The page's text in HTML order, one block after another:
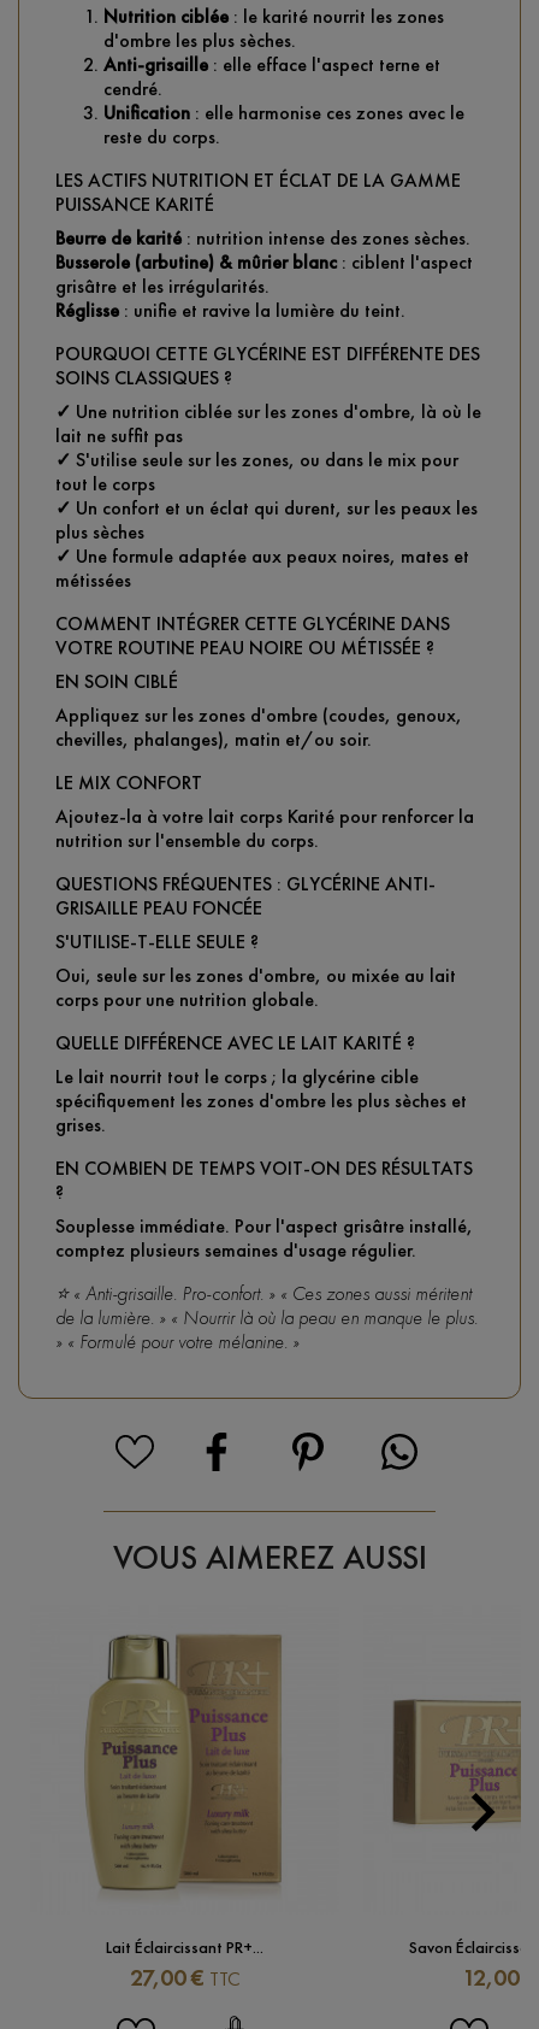
Nutrition ciblée : le karité nourrit les zones
d'ombre les plus sèches.
Anti-grisaille : elle efface l'aspect terne et
cendré.
Unification : elle harmonise ces zones avec le
reste du corps.
LES ACTIFS NUTRITION ET ÉCLAT DE LA GAMME
PUISSANCE KARITÉ
Beurre de karité : nutrition intense des zones sèches.
Busserole (arbutine) & mûrier blanc : ciblent l'aspect
grisâtre et les irrégularités.
Réglisse : unifie et ravive la lumière du teint.
POURQUOI CETTE GLYCÉRINE EST DIFFÉRENTE DES
SOINS CLASSIQUES ?
✓ Une nutrition ciblée sur les zones d'ombre, là où le
lait ne suffit pas
✓ S'utilise seule sur les zones, ou dans le mix pour
tout le corps
✓ Un confort et un éclat qui durent, sur les peaux les
plus sèches
✓ Une formule adaptée aux peaux noires, mates et
métissées
COMMENT INTÉGRER CETTE GLYCÉRINE DANS
VOTRE ROUTINE PEAU NOIRE OU MÉTISSÉE ?
EN SOIN CIBLÉ
Appliquez sur les zones d'ombre (coudes, genoux,
chevilles, phalanges), matin et/ou soir.
LE MIX CONFORT
Ajoutez-la à votre lait corps Karité pour renforcer la
nutrition sur l'ensemble du corps.
QUESTIONS FRÉQUENTES : GLYCÉRINE ANTI-
GRISAILLE PEAU FONCÉE
S'UTILISE-T-ELLE SEULE ?
Oui, seule sur les zones d'ombre, ou mixée au lait
corps pour une nutrition globale.
QUELLE DIFFÉRENCE AVEC LE LAIT KARITÉ ?
Le lait nourrit tout le corps ; la glycérine cible
spécifiquement les zones d'ombre les plus sèches et
grises.
EN COMBIEN DE TEMPS VOIT-ON DES RÉSULTATS
?
Souplesse immédiate. Pour l'aspect grisâtre installé,
comptez plusieurs semaines d'usage régulier.
⭐ « Anti-grisaille. Pro-confort. » « Ces zones aussi méritent
de la lumière. » « Nourrir là où la peau en manque le plus.
» « Formulé pour votre mélanine. »
VOUS AIMEREZ AUSSI
Lait Éclaircissant PR+...
Prix
27,00 € TTC
Savon
Prix
12,00 €
